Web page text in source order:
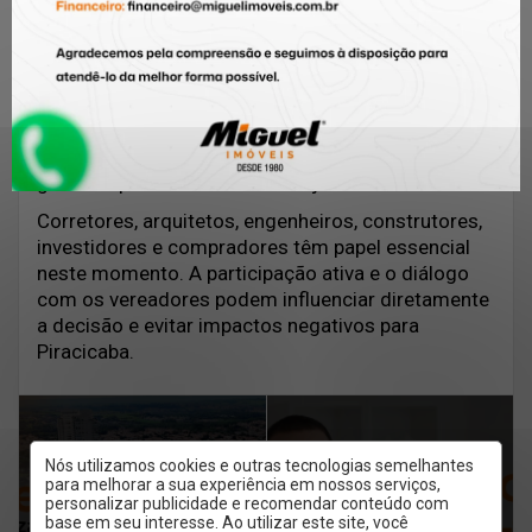
Nós utilizamos cookies e outras tecnologias semelhantes
para melhorar a sua experiência em nossos serviços,
personalizar publicidade e recomendar conteúdo com
base em seu interesse. Ao utilizar este site, você
sociedade
O projeto será debatido em audiência pública no
dia12 de dezembro, às 10h, na Câmara Municipal.
A presença da comunidade é fundamental para
garantir que todas as vozes sejam ouvidas.
Corretores, arquitetos, engenheiros, construtores,
investidores e compradores têm papel essencial
neste momento. A participação ativa e o diálogo
com os vereadores podem influenciar diretamente
a decisão e evitar impactos negativos para
Piracicaba.
ARTIGO ANTERIOR
Piracicaba em
PRÓXIMO ARTIGO
Fiador, seguro fiança